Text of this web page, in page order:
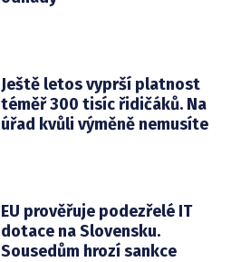
Ještě letos vyprší platnost
téměř 300 tisíc řidičáků. Na
úřad kvůli výměně nemusíte
EU prověřuje podezřelé IT
dotace na Slovensku.
Sousedům hrozí sankce